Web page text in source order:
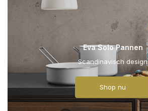
Eva Solo Pannen
Scandinavisch design
Shop nu